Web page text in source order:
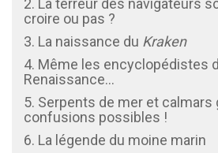
2. La terreur des navigateurs
croire ou pas ?
3. La naissance du Kraken
4. Même les encyclopédistes
Renaissance…
5. Serpents de mer et calmars
confusions possibles !
6. La légende du moine marin